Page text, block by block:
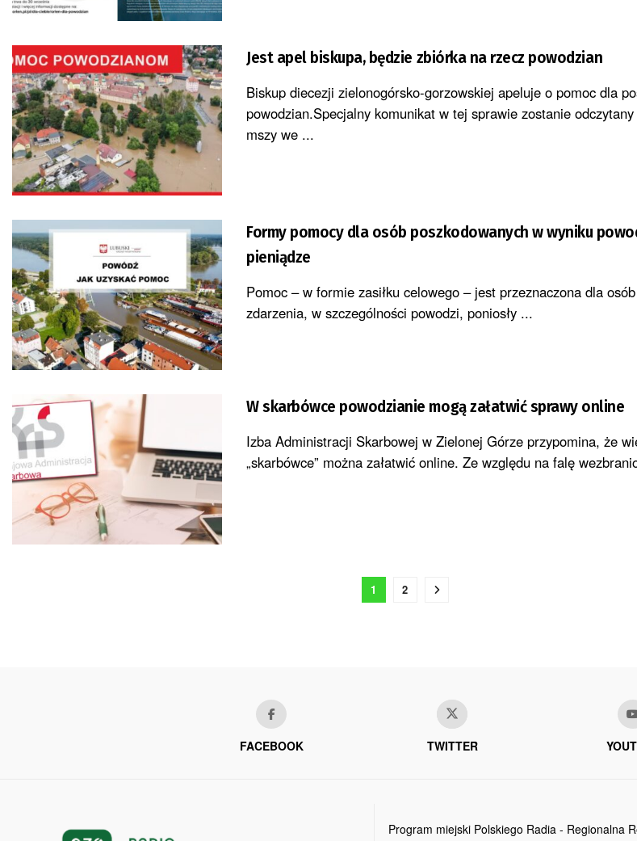
Jest apel biskupa, będzie zbiórka na rzecz powodzian
Biskup diecezji zielonogórsko-gorzowskiej apeluje o pomoc dla
powodzian.Specjalny komunikat w tej sprawie zostanie
mszy we ...
Formy pomocy dla osób poszkodowanych w wyniku
pieniądze
Pomoc – w formie zasiłku celowego – jest przeznaczona dla
zdarzenia, w szczególności powodzi, poniosły ...
W skarbówce powodzianie mogą załatwić sprawy online
Izba Administracji Skarbowej w Zielonej Górze przypomina, że
„skarbówce” można załatwić online. Ze względu na falę
1 2
FACEBOOK TWITTER
Program miejski Polskiego Radia - Regionalna